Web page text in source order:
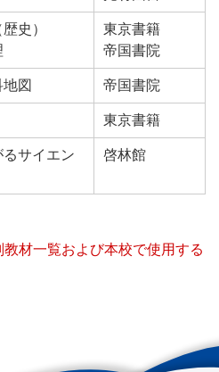
史）
東京書籍
帝国書院
図 帝国書院
東京書籍
サイエン
啓林館
材一覧および本校で使用する